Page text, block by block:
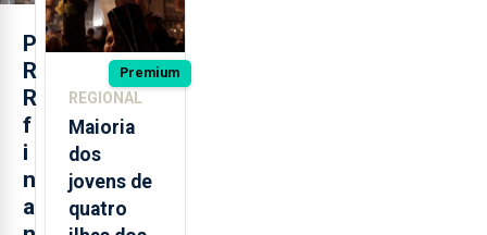
P
R
R
f
i
n
a
Premium
REGIONAL
Maioria
dos
jovens de
quatro